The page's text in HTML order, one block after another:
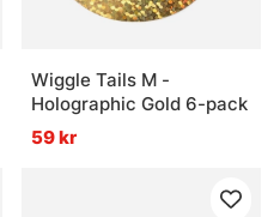
Wiggle Tails M -
Holographic Gold 6-pack
59 kr